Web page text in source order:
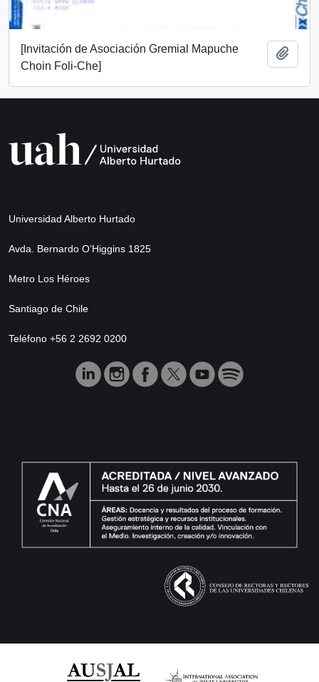
[Invitación de Asociación Gremial Mapuche
Choin Foli-Che]
Universidad Alberto Hurtado
Avda. Bernardo O’Higgins 1825
Metro Los Héroes
Santiago de Chile
Teléfono +56 2 2692 0200